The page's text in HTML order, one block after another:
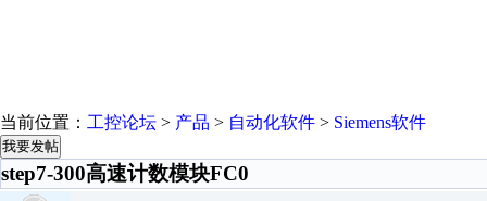
当前位置： 工控论坛 > 产品 > 自动化软件 > Siemens软件
我要发帖
step7-300高速计数模块FC0